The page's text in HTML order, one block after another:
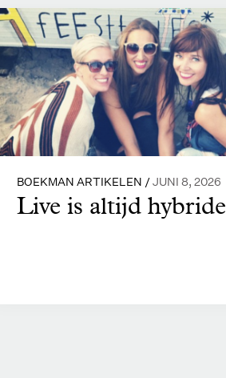
Live is altijd hybride
BOEKMAN ARTIKELEN /JUNI 8, 2026